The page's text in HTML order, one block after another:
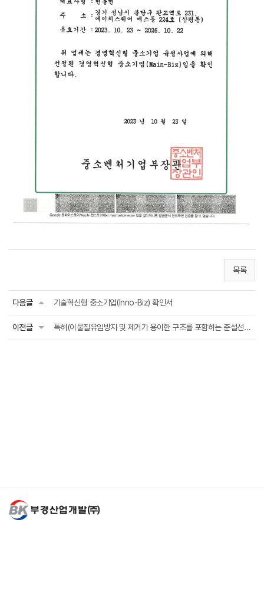
목록
다음글 기술혁신형 중소기업(Inno-Biz) 확인서
이전글 특허(이물질유입방지 및 제거가 용이한 구조를 포함하는 준설선용 커터기)